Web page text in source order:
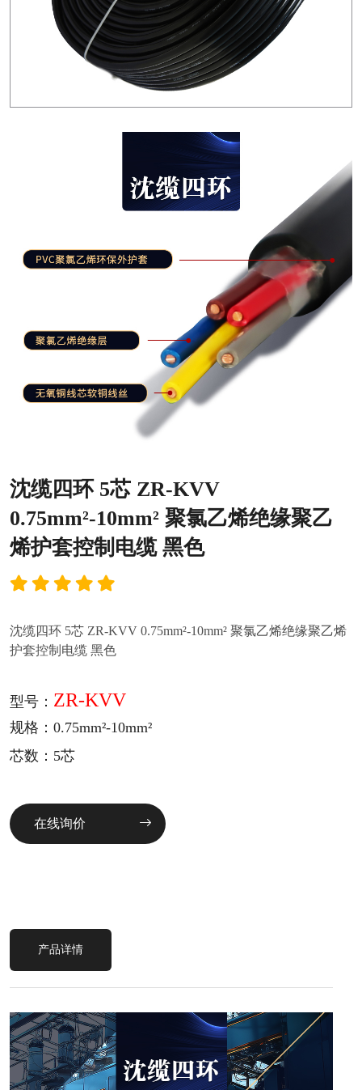
沈缆四环 5芯 ZR-KVV
0.75mm²-10mm² 聚氯乙烯绝缘聚乙
烯护套控制电缆 黑色
沈缆四环 5芯 ZR-KVV 0.75mm²-10mm² 聚氯乙烯绝缘聚乙烯
护套控制电缆 黑色
型号： ZR-KVV
规格：0.75mm²-10mm²
芯数：5芯
在线询价
产品详情